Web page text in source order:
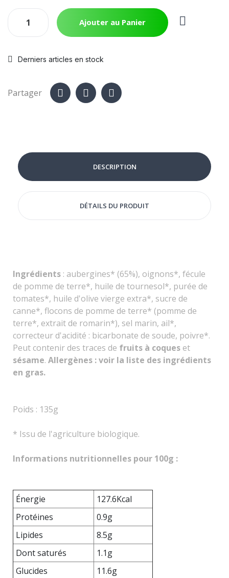
Ajouter au Panier
Derniers articles en stock
Partager
DESCRIPTION
DÉTAILS DU PRODUIT
Ingrédients : aubergines* (65%), oignons*, fécule
de pomme de terre*, huile de tournesol*, purée de
tomates*, huile d'olive vierge extra*, sucre de
canne*, flocons de pomme de terre* (pomme de
terre*, extrait de romarin*), sel marin, ail*,
correcteur d'acidité : bicarbonate de soude, poivre*.
Peut contenir des traces de fruits à coques et
sésame. Allergènes : voir la liste des ingrédients
en gras.
Poids : 135g
* Issu de l'agriculture biologique.
Informations nutritionnelles pour 100g :
Énergie
127.6Kcal
Protéines
0.9g
Lipides
8.5g
Dont saturés
1.1g
Glucides
11.6g